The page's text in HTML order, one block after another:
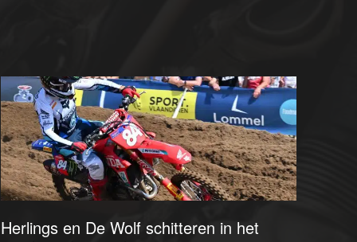
Herlings en De Wolf schitteren in het